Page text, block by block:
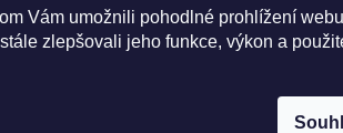
Vám umožnili pohodlné prohlížení
zlepšovali jeho funkce, výkon a
ml